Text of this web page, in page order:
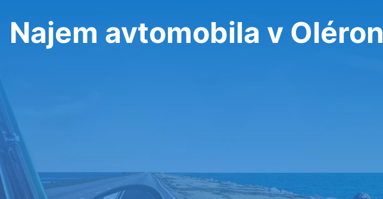
Najem avtomobila v Oléron